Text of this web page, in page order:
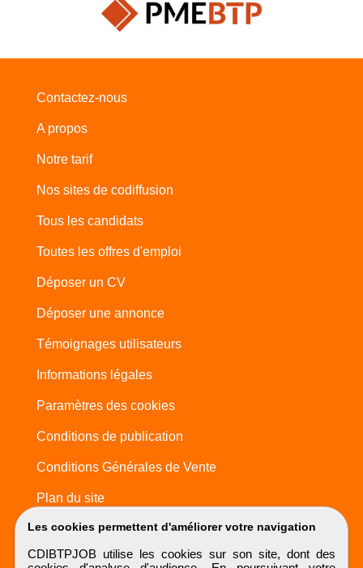
Les cookies permettent d'améliorer votre navigation
CDIBTPJOB utilise les cookies sur son site, dont des
Contactez-nous
A propos
Notre tarif
Nos sites de codiffusion
Tous les candidats
Toutes les offres d'emploi
Déposer un CV
Déposer une annonce
Témoignages utilisateurs
Informations légales
Paramètres des cookies
Conditions de publication
Conditions Générales de Vente
Plan du site